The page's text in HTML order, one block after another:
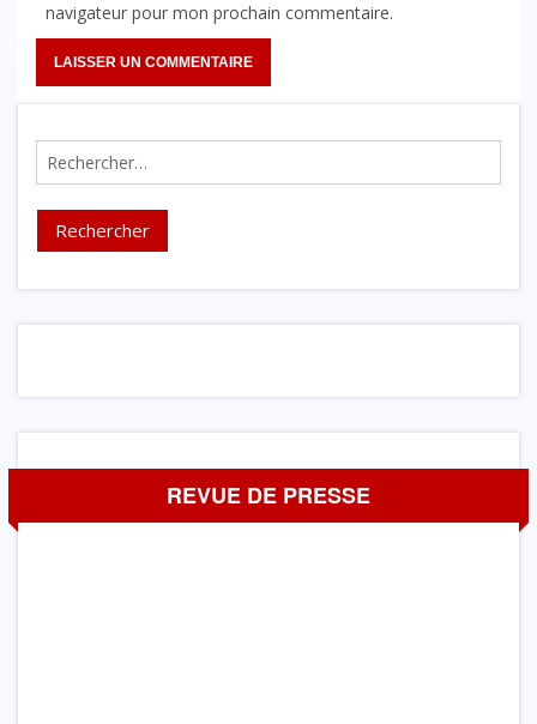
navigateur pour mon prochain commentaire.
Rechercher :
REVUE DE PRESSE